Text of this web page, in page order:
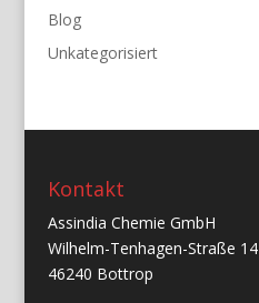
Blog
Unkategorisiert
Kontakt
Assindia Chemie GmbH
Wilhelm-Tenhagen-Straße 14
46240 Bottrop